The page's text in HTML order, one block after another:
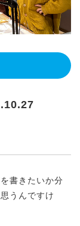
書きたいか分
うんですけ